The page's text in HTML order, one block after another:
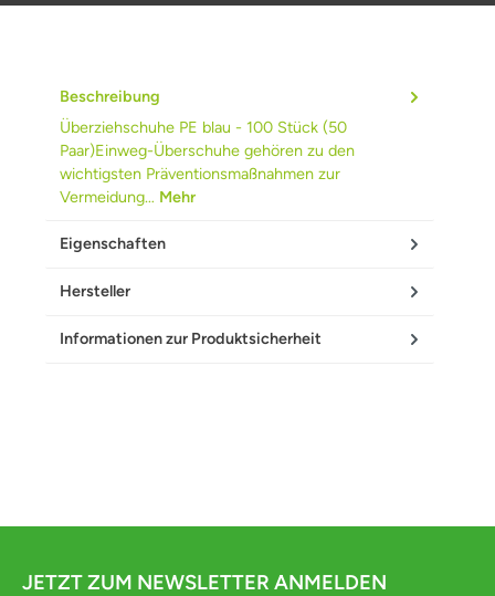
Beschreibung
Überziehschuhe PE blau - 100 Stück (50
Paar)Einweg-Überschuhe gehören zu den
wichtigsten Präventionsmaßnahmen zur
Vermeidung… Mehr
Eigenschaften
Hersteller
Informationen zur Produktsicherheit
JETZT ZUM NEWSLETTER ANMELDEN